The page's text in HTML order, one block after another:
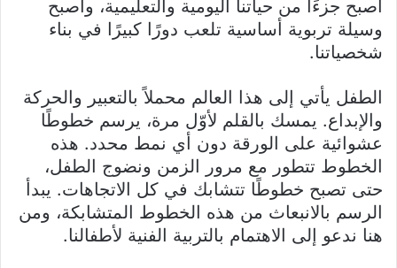
أصبح جزءًا من حياتنا اليومية والتعليمية، وأصبح
وسيلة تربوية أساسية تلعب دورًا كبيرًا في بناء
شخصياتنا.
الطفل يأتي إلى هذا العالم محملاً بالتعبير والحركة
والإبداع. يمسك بالقلم لأوّل مرة، يرسم خطوطًا
عشوائية على الورقة دون أي نمط محدد. هذه
الخطوط تتطور مع مرور الزمن ونضوج الطفل،
حتى تصبح خطوطًا تتشابك في كل الاتجاهات. يبدأ
الرسم بالانبعاث من هذه الخطوط المتشابكة، ومن
هنا ندعو إلى الاهتمام بالتربية الفنية لأطفالنا.